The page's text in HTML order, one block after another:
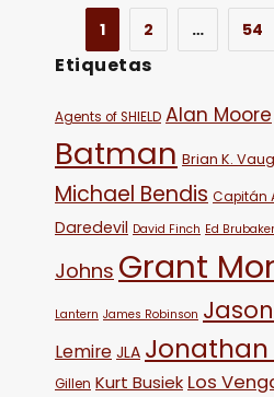
1 2 … 54
Etiquetas
Agents of SHIELD Alan Moore
Batman Brian K.
Michael Bendis Capitán
Daredevil David Finch Ed Brubaker
Johns Grant
Lantern James Robinson
Lemire JLA
Gillen Kurt Busiek Los